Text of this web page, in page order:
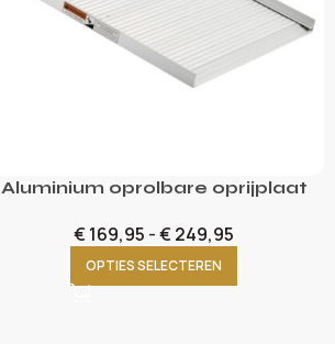
Aluminium oprolbare oprijplaat
€ 169,95 -€ 249,95
OPTIES SELECTEREN